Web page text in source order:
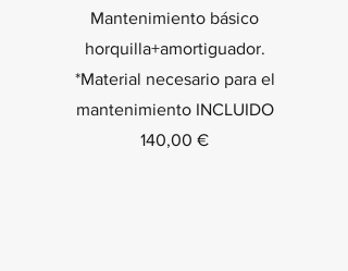
Mantenimiento básico
horquilla+amortiguador.
*Material necesario para el
mantenimiento INCLUIDO
140,00 €